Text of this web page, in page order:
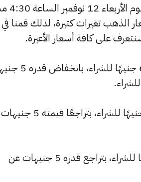
يسعى العديد من
الذهب تغيرات كثيرة، لذلك قمنا
شهد سعر عيار 24 انخفاضًا ليصبح 6310 جنيهًا
وانخفض سعر عيار 22 ليصل إلى 5785 جنيهًا للبيع و5750 جنيهًا
وتراجع سعر عيار 21 ليسجل 5520 جنيهًا للبيع و5490 جنيهًا للشراء، بتراجع قدره 5 جنيهات عن